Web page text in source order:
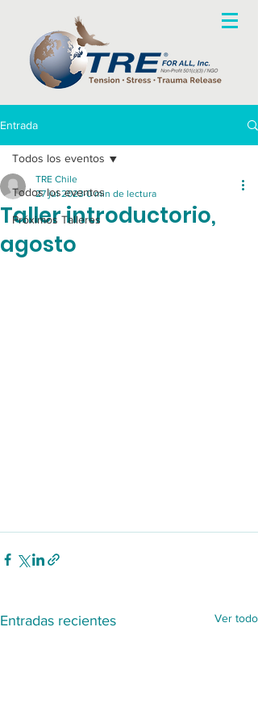
Entrada
Todos los eventos
Próximos Talleres
Todos los eventos
Taller introductorio,
agosto
TRE Chile
27 jul 2023 0 min de lectura
Entradas recientes Ver todo